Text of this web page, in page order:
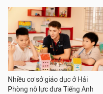
Nhiều cơ sở giáo dục ở Hải
Phòng nỗ lực đưa Tiếng Anh